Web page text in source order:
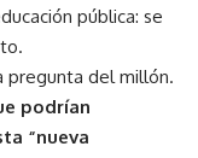
pública: se
pregunta del millón.
podrían
“nueva